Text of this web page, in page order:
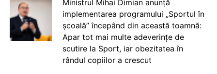
Ministrul Mihai Dimian anunță
implementarea programului „Sportul în
școală” începând din această toamnă:
Apar tot mai multe adeverințe de
scutire la Sport, iar obezitatea în
rândul copiilor a crescut